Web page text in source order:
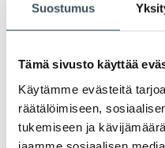
Suostumus
Tämä sivusto käyttää
Käytämme evästeitä
räätälöimiseen,
tukemiseen ja
löytyisi
Suomella